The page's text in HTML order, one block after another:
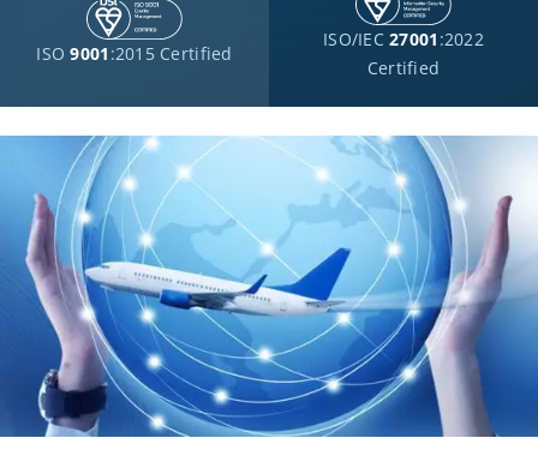
ISO9001 :2015 Certified
ISO/IEC27001 :2022
Certified